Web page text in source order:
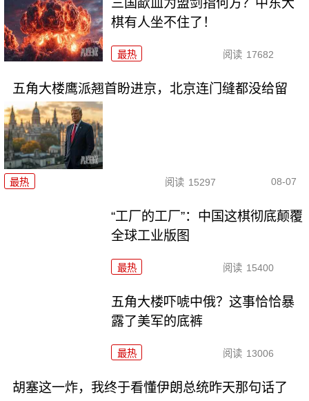
三国歃血为盟剑指何方？中东大
棋有人坐不住了！
最热 阅读 17682
五角大楼鹰派翘首盼进京，北京连门缝都没给留
最热 阅读 15297 08-07
“工厂的工厂”：中国这棋彻底颠覆
全球工业版图
最热 阅读 15400
五角大楼吓唬中俄？这事恰恰暴
露了美军的底裤
最热 阅读 13006
胡塞这一炸，我终于看懂伊朗总统昨天那句话了